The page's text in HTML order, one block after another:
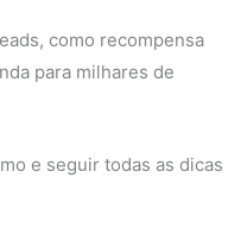
como recompensa
para milhares de
e seguir todas as dicas